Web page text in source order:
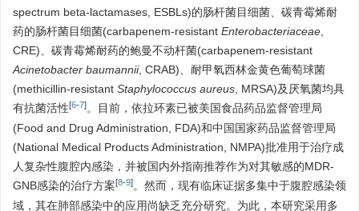
spectrum beta-lactamases, ESBLs)的肠杆菌目细菌、碳青霉烯耐
药的肠杆菌目细菌(carbapenem-resistant Enterobacteriaceae
CRE)、碳青霉烯耐药的鲍曼不动杆菌(carbapenem-resistant
Acinetobacter baumannii, CRAB)、耐甲氧西林金黄色葡萄球菌
(methicillin-resistant Staphylococcus aureus , MRSA)及厌氧菌均具
有抗菌活性[6-7]。目前，依拉环素已被美国食品药品监督管理局
(Food and Drug Administration, FDA)和中国国家药品监督管理局
(National Medical Products Administration, NMPA)批准用于治疗成
人复杂性腹腔内感染，并被国内外指南推荐作为对其敏感的MDR-
GNB感染的治疗方案[8-9]。然而，现有临床证据多集中于腹腔感染领
域，其在肺部感染中的应用尚缺乏充分研究。为此，本研究采用多